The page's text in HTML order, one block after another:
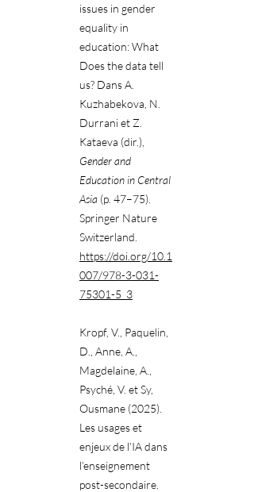
issues in gender
equality in
education: What
Does the data tell
us? Dans A.
Kuzhabekova, N.
Durrani et Z.
Kataeva (dir.),
Gender and
Education in Central
Asia (p. 47–75).
Springer Nature
Switzerland.
https://doi.org/10.1
007/978-3-031-
75301-5_3
Kropf, V., Paquelin,
D., Anne, A.,
Magdelaine, A.,
Psyché, V. et Sy,
Ousmane (2025).
Les usages et
enjeux de l’IA dans
l’enseignement
post-secondaire.